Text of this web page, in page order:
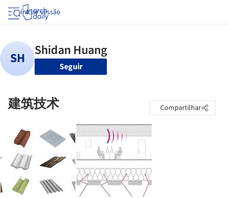
Iniciar sessão
Seguir
建筑技术 Compartilhar